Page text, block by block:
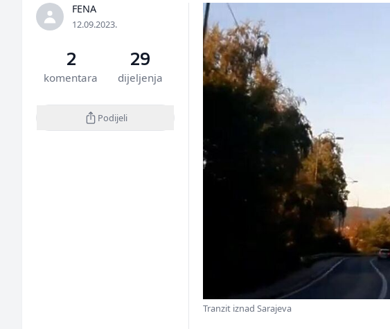
FENA
12.09.2023.
2
komentara
29
dijeljenja
Podijeli
Tranzit iznad Sarajeva